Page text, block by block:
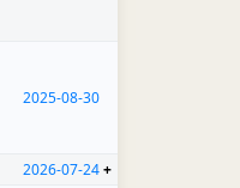
2025-08-30
2026-07-24+